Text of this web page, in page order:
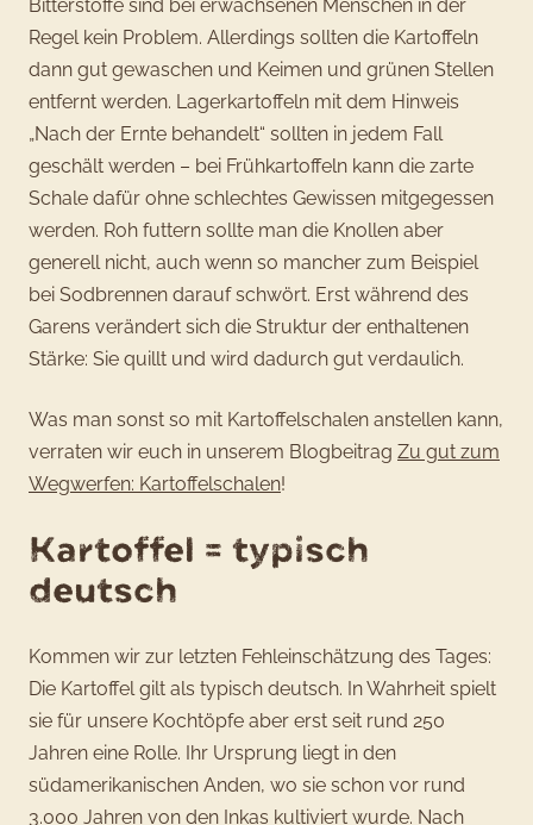
Bitterstoffe sind bei erwachsenen Menschen in der
Regel kein Problem. Allerdings sollten die Kartoffeln
dann gut gewaschen und Keimen und grünen Stellen
entfernt werden. Lagerkartoffeln mit dem Hinweis
„Nach der Ernte behandelt“ sollten in jedem Fall
geschält werden – bei Frühkartoffeln kann die zarte
Schale dafür ohne schlechtes Gewissen mitgegessen
werden. Roh futtern sollte man die Knollen aber
generell nicht, auch wenn so mancher zum Beispiel
bei Sodbrennen darauf schwört. Erst während des
Garens verändert sich die Struktur der enthaltenen
Stärke: Sie quillt und wird dadurch gut verdaulich.
Was man sonst so mit Kartoffelschalen anstellen kann,
verraten wir euch in unserem Blogbeitrag Zu gut zum
Wegwerfen: Kartoffelschalen!
Kartoffel = typisch
deutsch
Kommen wir zur letzten Fehleinschätzung des Tages:
Die Kartoffel gilt als typisch deutsch. In Wahrheit spielt
sie für unsere Kochtöpfe aber erst seit rund 250
Jahren eine Rolle. Ihr Ursprung liegt in den
südamerikanischen Anden, wo sie schon vor rund
3.000 Jahren von den Inkas kultiviert wurde. Nach